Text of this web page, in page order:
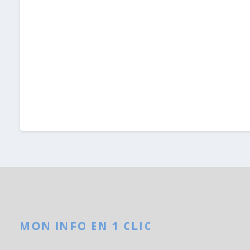
MON INFO EN 1 CLIC